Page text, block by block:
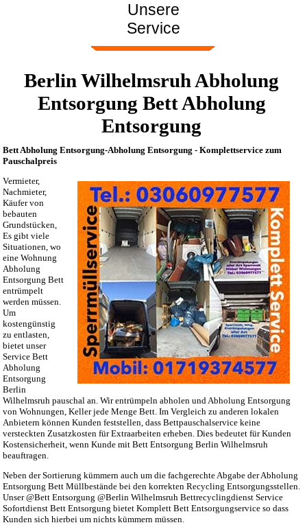
Unsere
Service
Berlin Wilhelmsruh Abholung
Entsorgung Bett Abholung
Entsorgung
Bett Abholung Entsorgung-Abholung Entsorgung - Komplettservice zum
Pauschalpreis
Vermieter,
Nachmieter,
Käufer von
bebauten
Grundstücken,
Es gibt viele
Situationen, wo
eine Wohnung
Abholung
Entsorgung Bett
entrümpelt
werden müssen.
Um
kostengünstig
zu entlasten,
bietet unser
Service Bett
Abholung
Entsorgung
Berlin
Wilhelmsruh pauschal an. Wir entrümpeln abholen und Abholung Entsorgung
von Wohnungen, Keller jede Menge Bett. Im Vergleich zu anderen lokalen
Anbietern können Kunden feststellen, dass Bettpauschalservice keine
versteckten Zusatzkosten für Extraarbeiten erheben. Dies bedeutet für Kunden
Kostensicherheit, wenn Kunde mit Bett Entsorgung Berlin Wilhelmsruh
beauftragen.
Neben der Sortierung kümmern auch um die fachgerechte Abgabe der Abholung
Entsorgung Bett Müllbestände bei den korrekten Recycling Entsorgungsstellen.
Unser @Bett Entsorgung @Berlin Wilhelmsruh Bettrecyclingdienst Service
Sofortdienst Bett Entsorgung bietet Komplett Bett Entsorgungservice so dass
Kunden sich hierbei um nichts kümmern müssen.